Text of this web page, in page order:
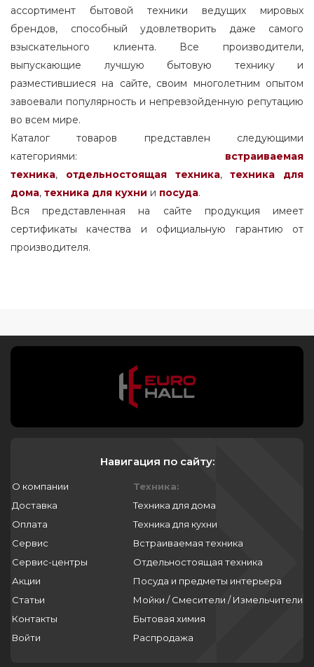
ассортимент бытовой техники ведущих мировых
брендов, способный удовлетворить даже самого
взыскательного клиента. Все производители,
выпускающие лучшую бытовую технику и
разместившиеся на сайте, своим многолетним опытом
завоевали популярность и непревзойденную репутацию
во всем мире.
Каталог товаров представлен следующими
категориями: встраиваемая
техника, отдельностоящаятехника,
техника для
дома, техника для кухни и посуда.
Вся представленная на сайте продукция имеет
сертификаты качества и официальную гарантию от
производителя.
Навигация по сайту:
О компании
Доставка
Оплата
Сервис
Сервис-центры
Акции
Статьи
Контакты
Войти
Техника:
Техника для дома
Техника для кухни
Встраиваемая техника
Отдельностоящая техника
Посуда и предметы интерьера
Мойки / Смесители / Измельчители
Бытовая химия
Распродажа